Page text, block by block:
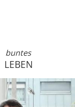
buntes
LEBEN